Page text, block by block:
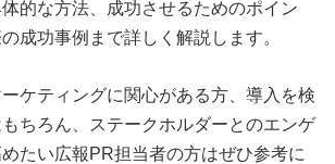
的な方法、成功させるためのポイン
成功事例まで詳しく解説します。
ケティングに関心がある方、導入を検
ちろん、ステークホルダーとのエンゲ
たい広報PR担当者の方はぜひ参考に